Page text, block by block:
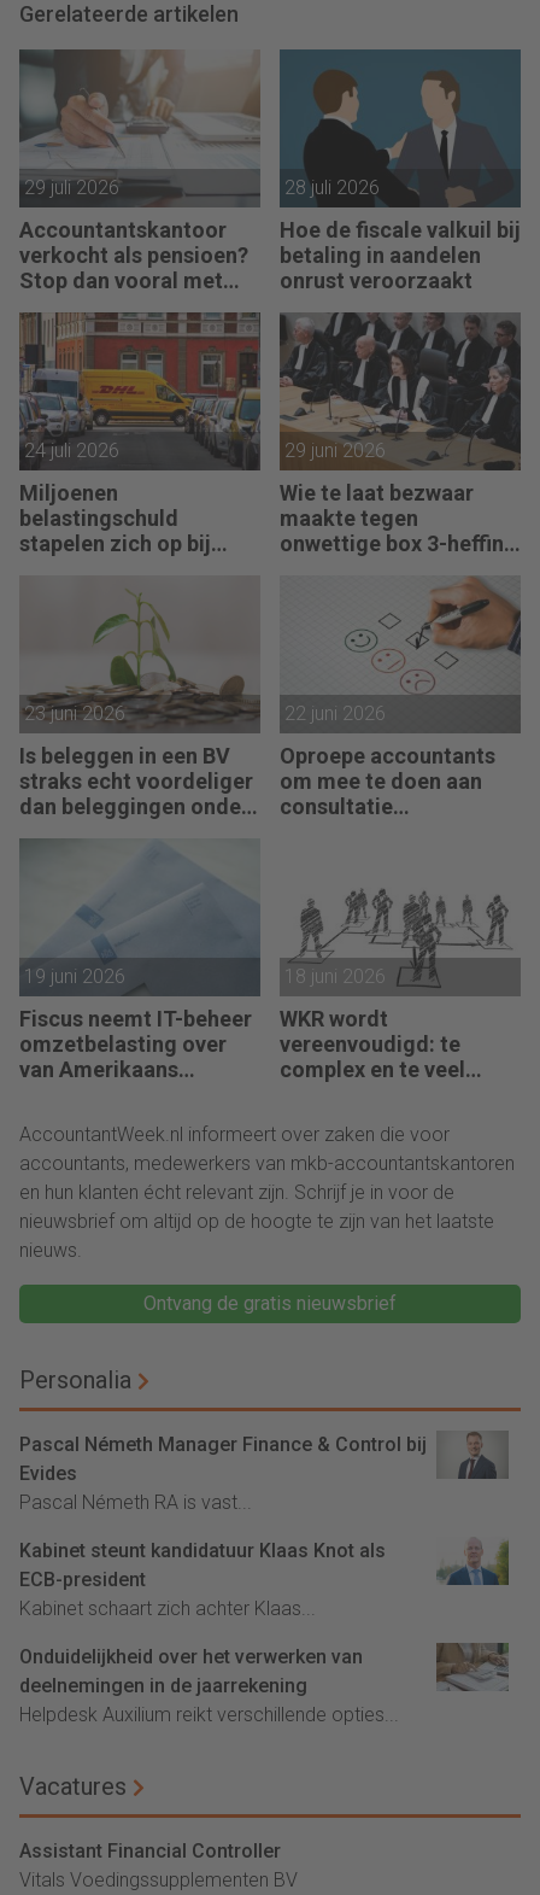
Gerelateerde artikelen
29 juli 2026
Accountantskantoor
verkocht als pensioen?
Stop dan vooral met
werken
28 juli 2026
Hoe de fiscale valkuil bij
betaling in aandelen
onrust veroorzaakt
24 juli 2026
Miljoenen
belastingschuld
stapelen zich op bij
29 juni 2026
Wie te laat bezwaar
maakte tegen
onwettige box 3-heffing
23 juni 2026
Is beleggen in een BV
straks echt voordeliger
dan beleggingen onder
22 juni 2026
Oproepe accountants
om mee te doen aan
consultatie
19 juni 2026
Fiscus neemt IT-beheer
omzetbelasting over
van Amerikaans
18 juni 2026
WKR wordt
vereenvoudigd: te
complex en te veel
AccountantWeek.nl informeert over zaken die voor
accountants, medewerkers van mkb-accountantskantoren
en hun klanten écht relevant zijn. Schrijf je in voor de
nieuwsbrief om altijd op de hoogte te zijn van het laatste
nieuws.
Ontvang de gratis nieuwsbrief
Personalia
Pascal Németh Manager Finance & Control bij
Evides
Pascal Németh RA is vast...
Kabinet steunt kandidatuur Klaas Knot als
ECB-president
Kabinet schaart zich achter Klaas...
Onduidelijkheid over het verwerken van
deelnemingen in de jaarrekening
Helpdesk Auxilium reikt verschillende opties...
Vacatures
Assistant Financial Controller
Vitals Voedingssupplementen BV